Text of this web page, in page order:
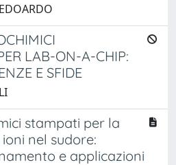
LAB-ON-A-CHIP:
E SFIDE
stampati per la
nel sudore:
e applicazioni